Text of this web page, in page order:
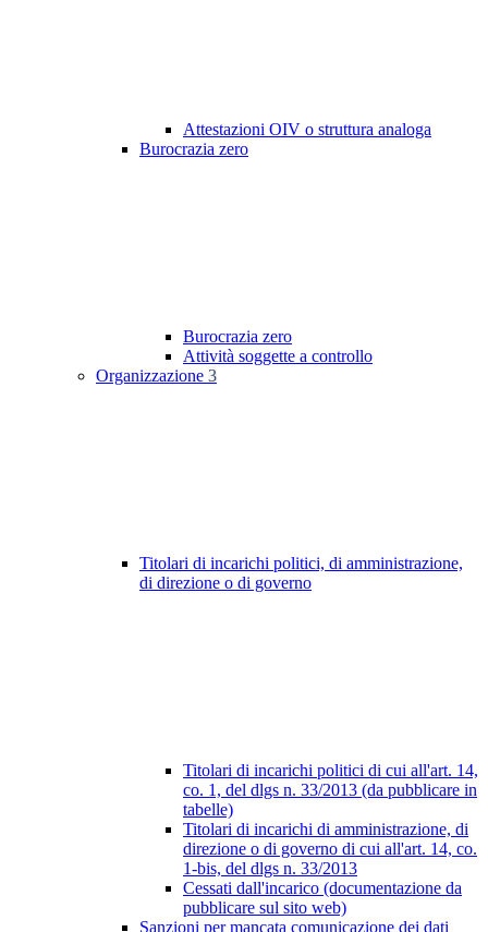
Attestazioni OIV o struttura analoga
Burocrazia zero
Burocrazia zero
Attività soggette a controllo
Organizzazione 3
Titolari di incarichi politici, di amministrazione,
di direzione o di governo
Titolari di incarichi politici di cui all'art. 14,
co. 1, del dlgs n. 33/2013 (da pubblicare in
tabelle)
Titolari di incarichi di amministrazione, di
direzione o di governo di cui all'art. 14, co.
1-bis, del dlgs n. 33/2013
Cessati dall'incarico (documentazione da
pubblicare sul sito web)
Sanzioni per mancata comunicazione dei dati